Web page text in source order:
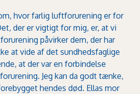
hvor farlig luftforurening er for
der er vigtigt for mig, er, at vi
påvirker dem, der har
at vide af det sundhedsfaglige
at der var en forbindelse
Jeg kan da godt tænke,
hendes død. Ellas mor